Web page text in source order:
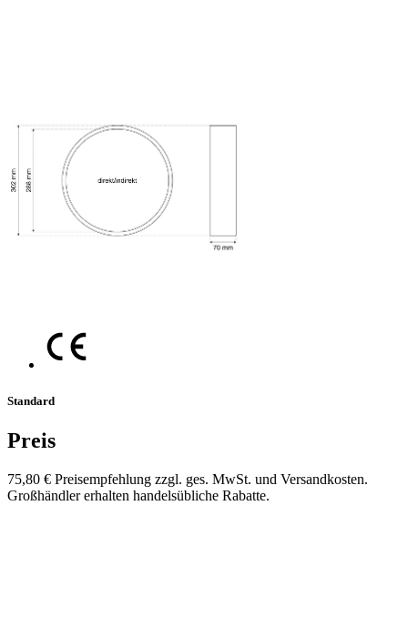
Standard
Preis
75,80 € Preisempfehlung zzgl. ges. MwSt. und Versandkosten.
Großhändler erhalten handelsübliche Rabatte.